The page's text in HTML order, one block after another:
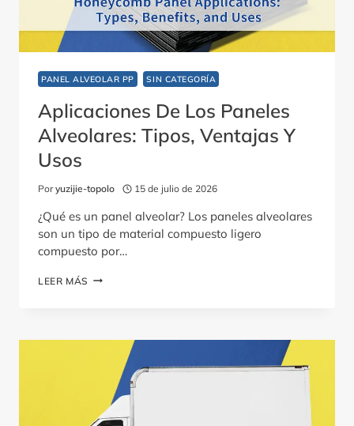
CARNE
PANEL ALVEOLAR PP SIN CATEGORÍA
Aplicaciones De Los Paneles
Alveolares: Tipos, Ventajas Y
Usos
Por yuzijie-topolo 15 de julio de 2026
¿Qué es un panel alveolar? Los paneles alveolares
son un tipo de material compuesto ligero
compuesto por…
LEER MÁS APLICACIONES
VENTAJAS
USOS